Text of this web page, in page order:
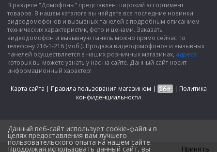
В разделе "Домофоны" представлен широкий ассортимент
товаров. В нашем каталоге вы найдете все последние новинки
видеодомофонов и вызывных панелей с подробным описанием
технических характеристик, фото и ценами. Заказать
видеодомофон и вызывную панель можно прямо сейчас по
телефону 216-1-216 (моб.). Продажа видеодомофонов и вызывных
панелей осуществляется в наших розничных магазинах, адреса
которых вы можете узнать у нас на сайте. Данный сайт носит
информационный характер!
Карта сайта | Правила пользования магазином | | Политика
конфиденциальности
Данный веб-сайт использует cookie-файлы в
целях предоставления вам лучшего
пользовательского опыта на нашем сайте.
Продолжая использовать данный сайт, вы Принять